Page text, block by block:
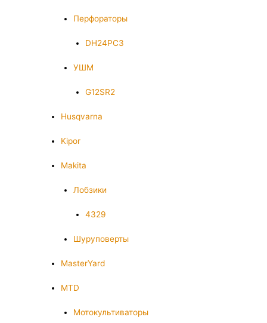
Перфораторы
DH24PC3
УШМ
G12SR2
Husqvarna
Kipor
Makita
Лобзики
4329
Шуруповерты
MasterYard
MTD
Мотокультиваторы